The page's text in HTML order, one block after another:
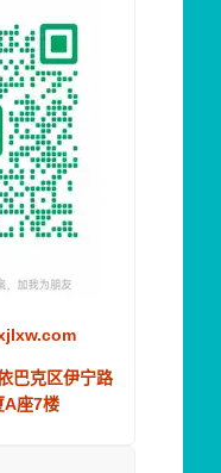
巴克区伊宁路
A座7楼